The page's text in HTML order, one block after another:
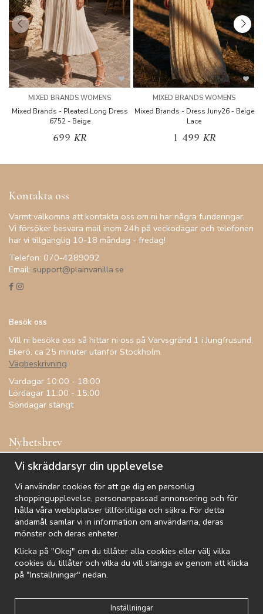
MIXED BRANDS WOMENS
Mixed Brands - Pleated Long Dress
6752 - Beige
699 KR
MIXED BRANDS WOMENS
Mixed Brands - Dress Juny26 - Beige
Lace
1 499 KR
Kontakta oss
Varmt välkomna att kontakta oss om ni har några funderingar.
Vi försöker besvara mail inom 24h på veckodagar och telefonen
har vi tillgänglig 10-18 måndag - fredag!
Telefon: 070-4289092
Email: support@plainvanilla.se
Besök oss
Vill ni besöka oss så hittar ni oss på Varvsgränd 1 i Jungfrusund,
Ekerö, ca 25 minuter utanför Stockholm.
Vägbeskrivning
Vardagar 10:00 - 18:00
Lördagar 11:00 - 15:00
Söndagar stängt
Nyhetsbrev
Få inspiration, förtur till kampanjer, specialerbjudanden och
De uppgifter du matar in kommer endast användas till våra nyhetsbrev.
Logga in
Om cookies Integritetspolicy
Vi skräddarsyr din upplevelse
Vi använder cookies för att ge dig en personlig
shoppingupplevelse, personanpassad annonsering och för
hålla våra webbplatser tillförlitliga och säkra. För detta
ändamål samlar vi in information om användarna, deras
mönster och deras enheter.
Klicka på "Okej" om du tillåter alla cookies eller välj vilka
cookies du tillåter och vilka du vill stänga av genom att klicka
på "Inställningar" nedan.
Inställningar